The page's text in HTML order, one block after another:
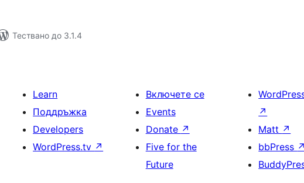
Тествано до 3.1.4
Learn
Поддръжка
Developers
WordPress.tv ↗
Включете се
Events
Donate ↗
Five for the
Future
↗
Matt ↗
bbPress ↗